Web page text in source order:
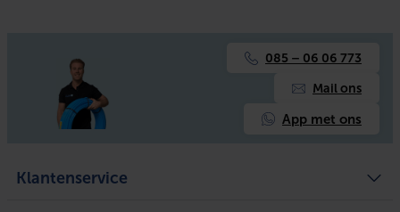
085 – 06 06 773
Mail ons
App met ons
Klantenservice